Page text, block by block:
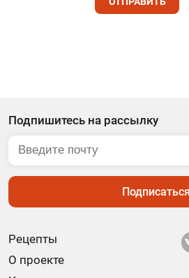
Рецепты
О проекте
Подпишитесь на рассылку
Подписаться